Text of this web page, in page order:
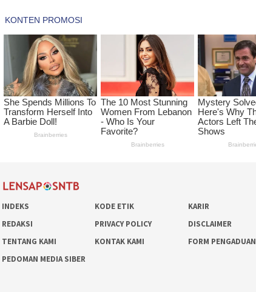
INDEKS KODE ETIK
KARIR
REDAKSI
PRIVACY POLICY
DISCLAIMER
TENTANG KAMI
KONTAK KAMI
FORM PENGADUAN
PEDOMAN MEDIA SIBER